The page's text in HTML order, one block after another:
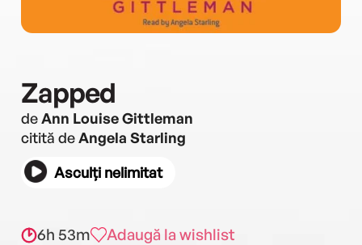
Zapped
deAnn Louise Gittleman
citită deAngela Starling
Asculți nelimitat
6h 53m Adaugă la wishlist